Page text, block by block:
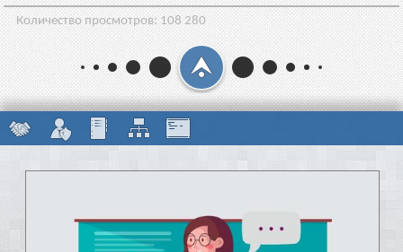
Количество просмотров: 108 280